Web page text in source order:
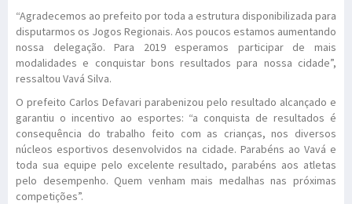
“Agradecemos ao prefeito por toda a estrutura disponibilizada para
disputarmos os Jogos Regionais. Aos poucos estamos aumentando
nossa delegação. Para 2019 esperamos participar de mais
modalidades e conquistar bons resultados para nossa cidade”,
ressaltou Vavá Silva.
O prefeito Carlos Defavari parabenizou pelo resultado alcançado e
garantiu o incentivo ao esportes: “a conquista de resultados é
consequência do trabalho feito com as crianças, nos diversos
núcleos esportivos desenvolvidos na cidade. Parabéns ao Vavá e
toda sua equipe pelo excelente resultado, parabéns aos atletas
pelo desempenho. Quem venham mais medalhas nas próximas
competições”.